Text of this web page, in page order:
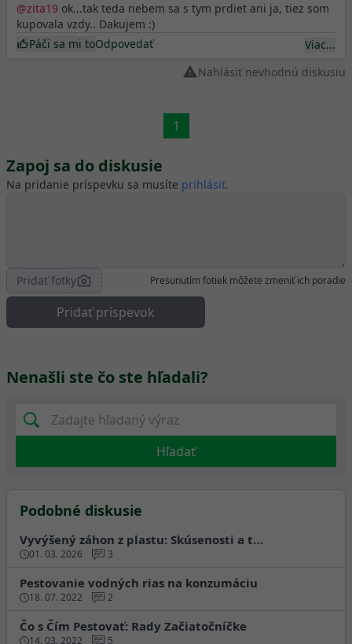
@zita19 ok...tak teda nebem sa s tym prdiet ani ja, tiez som
kupovala vzdy.. Dakujem :)
Páči sa mi toOdpovedať
Viac...
Nahlásiť nevhodnú diskusiu
1
Zapoj sa do diskusie
Na pridanie príspevku sa musíte prihlásiť.
Pridať fotky Presunutím fotiek môžete zmeniť ich poradie
Pridať príspevok
Nenašli ste čo ste hľadali?
Hľadať
Podobné diskusie
Vyvýšený záhon z plastu: Skúsenosti a t…
01. 03. 2026 3
Pestovanie vodných rias na konzumáciu
18. 07. 2022 2
Čo s Čím Pestovať: Rady Začiatočníčke
14. 03. 2022 5